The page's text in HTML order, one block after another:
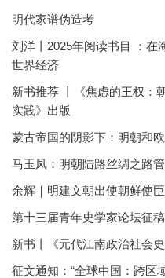
明代家谱伪造考
刘洋丨2025年阅读书目 ：
世界经济
新书推荐 丨《焦虑的王权：
实践》出版
蒙古帝国的阴影下：明朝和
马玉凤：明朝陆路丝绸之路
余辉｜明建文朝出使朝鲜使
第十三届青年史学家论坛征
新书丨《元代江南政治社会史
征文通知：“全球中国：跨区